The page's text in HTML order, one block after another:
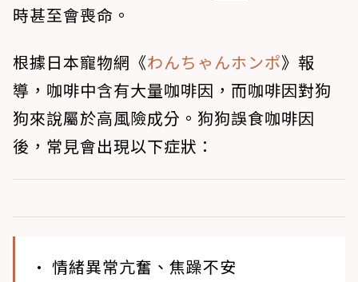
時甚至會喪命。
根據日本寵物網《わんちゃんホンポ》報
導，咖啡中含有大量咖啡因，而咖啡因對狗
狗來說屬於高風險成分。狗狗誤食咖啡因
後，常見會出現以下症狀：
• 情緒異常亢奮、焦躁不安